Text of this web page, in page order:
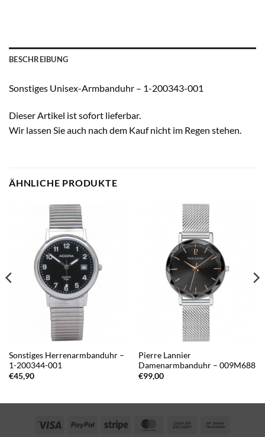
BESCHREIBUNG
Sonstiges Unisex-Armbanduhr – 1-200343-001
Dieser Artikel ist sofort lieferbar.
Wir lassen Sie auch nach dem Kauf nicht im Regen stehen.
ÄHNLICHE PRODUKTE
Sonstiges Herrenarmbanduhr –
1-200344-001
€45,90
Pierre Lannier
Damenarmbanduhr – 009M688
€99,00
Visa PayPal Stripe MasterCardCash